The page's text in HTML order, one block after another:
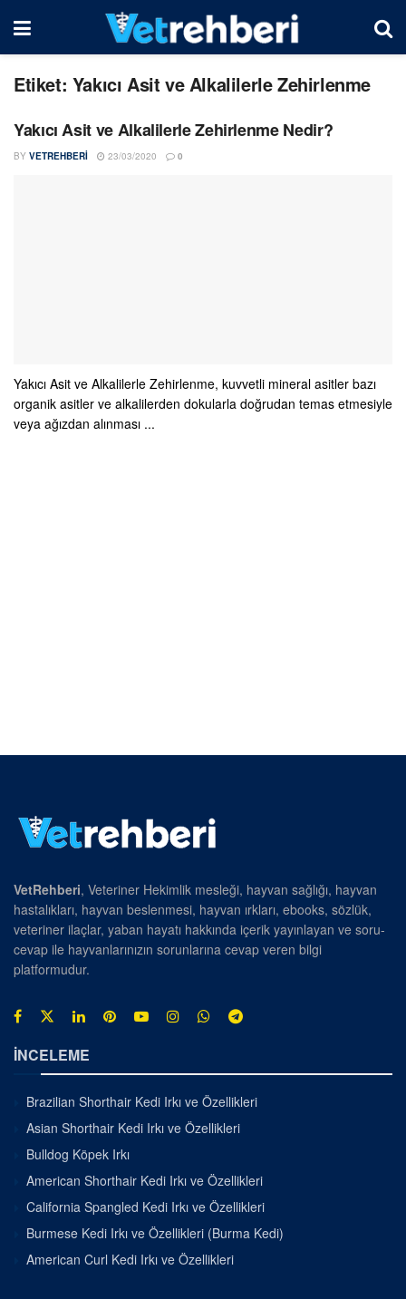
Etiket: Yakıcı Asit ve Alkalilerle Zehirlenme
Yakıcı Asit ve Alkalilerle Zehirlenme Nedir?
BY VETREHBERI 23/03/2020 0
Yakıcı Asit ve Alkalilerle Zehirlenme, kuvvetli mineral asitler bazı
organik asitler ve alkalilerden dokularla doğrudan temas etmesiyle
veya ağızdan alınması ...
VetRehberi, Veteriner Hekimlik mesleği, hayvan sağlığı, hayvan
hastalıkları, hayvan beslenmesi, hayvan ırkları, ebooks, sözlük,
veteriner ilaçlar, yaban hayatı hakkında içerik yayınlayan ve soru-
cevap ile hayvanlarınızın sorunlarına cevap veren bilgi
platformudur.
İNCELEME
Brazilian Shorthair Kedi Irkı ve Özellikleri
Asian Shorthair Kedi Irkı ve Özellikleri
Bulldog Köpek Irkı
American Shorthair Kedi Irkı ve Özellikleri
California Spangled Kedi Irkı ve Özellikleri
Burmese Kedi Irkı ve Özellikleri (Burma Kedi)
American Curl Kedi Irkı ve Özellikleri